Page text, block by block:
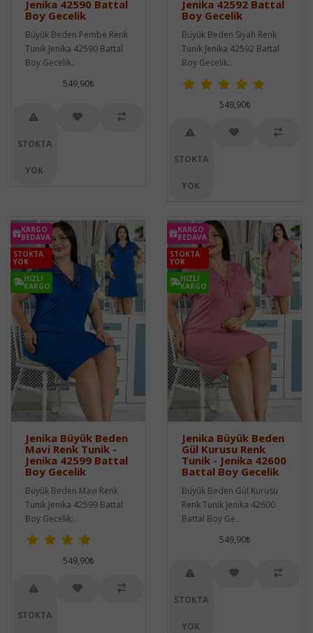
Jenika 42590 Battal
Boy Gecelik
Büyük Beden Pembe Renk
Tunik Jenika 42590 Battal
Boy Gecelik..
549,90₺
STOKTA
YOK
Jenika 42592 Battal
Boy Gecelik
Büyük Beden Siyah Renk
Tunik Jenika 42592 Battal
Boy Gecelik..
549,90₺
STOKTA
YOK
KARGO
BEDAVA
STOKTA
YOK
HIZLI
KARGO
Jenika Büyük Beden
Mavi Renk Tunik -
Jenika 42599 Battal
Boy Gecelik
Büyük Beden Mavi Renk
Tunik Jenika 42599 Battal
Boy Gecelik;..
549,90₺
STOKTA
KARGO
BEDAVA
STOKTA
YOK
HIZLI
KARGO
Jenika Büyük Beden
Gül Kurusu Renk
Tunik - Jenika 42600
Battal Boy Gecelik
Büyük Beden Gül Kurusu
Renk Tunik Jenika 42600
Battal Boy Ge..
549,90₺
STOKTA
YOK